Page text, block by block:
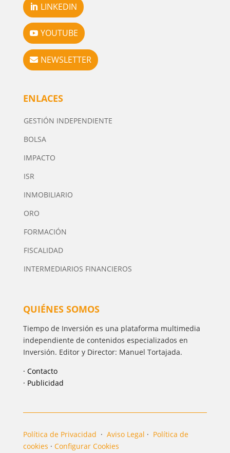
LINKEDIN
YOUTUBE
NEWSLETTER
ENLACES
GESTIÓN INDEPENDIENTE
BOLSA
IMPACTO
ISR
INMOBILIARIO
ORO
FORMACIÓN
FISCALIDAD
INTERMEDIARIOS FINANCIEROS
QUIÉNES SOMOS
Tiempo de Inversión es una plataforma multimedia
independiente de contenidos especializados en
Inversión. Editor y Director: Manuel Tortajada.
· Contacto
· Publicidad
Política de Privacidad · Aviso Legal · Política de
cookies · Configurar Cookies